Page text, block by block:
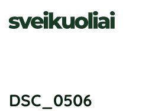
DSC_0506